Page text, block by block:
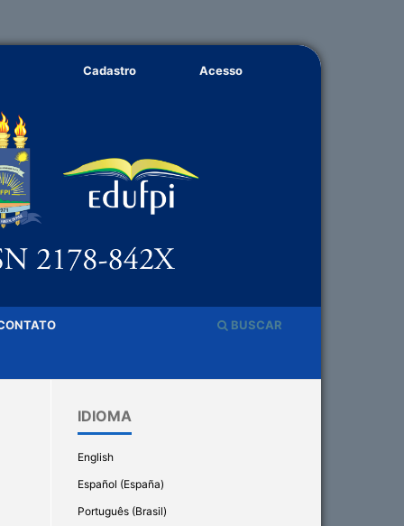
BUSCAR
Cadastro Acesso
IDIOMA
English
Español (España)
Português (Brasil)